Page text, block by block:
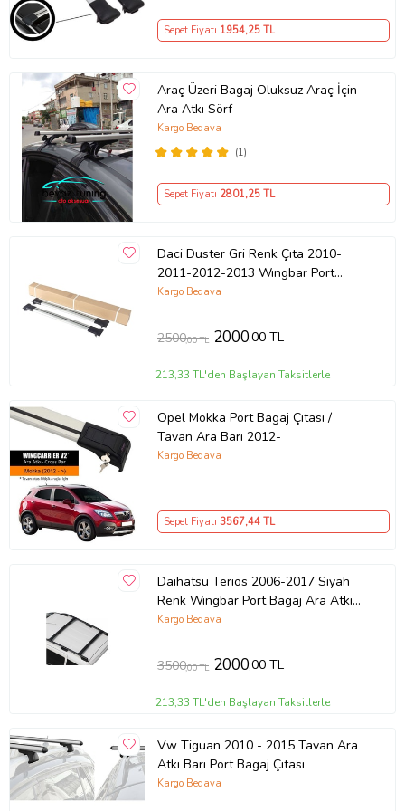
Sepet Fiyatı 1954,25 TL
Araç Üzeri Bagaj Oluksuz Araç İçin
Ara Atkı Sörf
(1)
Kargo Bedava
Sepet Fiyatı 2801,25 TL
Daci Duster Gri Renk Çıta 2010-
2011-2012-2013 Wıngbar Port
Bagaj Ara Atkı Tavan Barı Arabar 2
Kargo Bedava
2500,00 TL 2000,00 TL
213,33 TL'den Başlayan Taksitlerle
Opel Mokka Port Bagaj Çıtası /
Tavan Ara Barı 2012-
Kargo Bedava
Sepet Fiyatı 3567,44 TL
Daihatsu Terios 2006-2017 Siyah
Renk Wıngbar Port Bagaj Ara Atkı
Kargo Bedava
3500,00 TL 2000,00 TL
213,33 TL'den Başlayan Taksitlerle
Vw Tiguan 2010 - 2015 Tavan Ara
Atkı Barı Port Bagaj Çıtası
Kargo Bedava